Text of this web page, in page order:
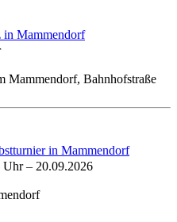
in Mammendorf
Mammendorf, Bahnhofstraße
in Mammendorf
Uhr– 20.09.2026